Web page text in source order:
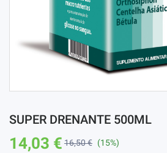
SUPER DRENANTE 500ML
14,03 € 16,50 € (15%)